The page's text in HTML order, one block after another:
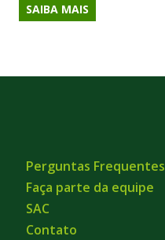
SAIBA MAIS
Perguntas Frequentes
Faça parte da equipe
SAC
Contato